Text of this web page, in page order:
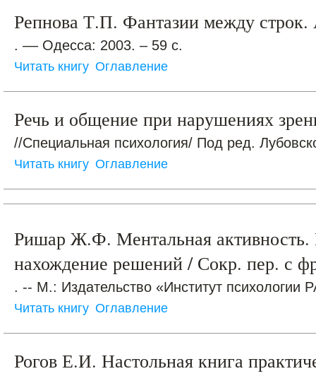
Репнова Т.П. Фантазии между строк.
. –– Одесса: 2003. – 59 с.
Читать книгу Оглавление
Речь и общение при нарушениях
//Специальная психология/ Под ред.
Читать книгу Оглавление
Ришар Ж.Ф. Ментальная
нахождение решений / Сокр. пер. с
. -- М.: Издательство «Институт психологии
Читать книгу Оглавление
Рогов Е.И. Настольная книга